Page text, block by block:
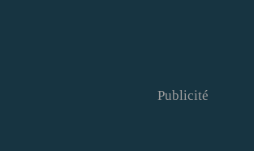
Publicité